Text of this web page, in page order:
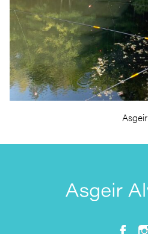
Asgeir